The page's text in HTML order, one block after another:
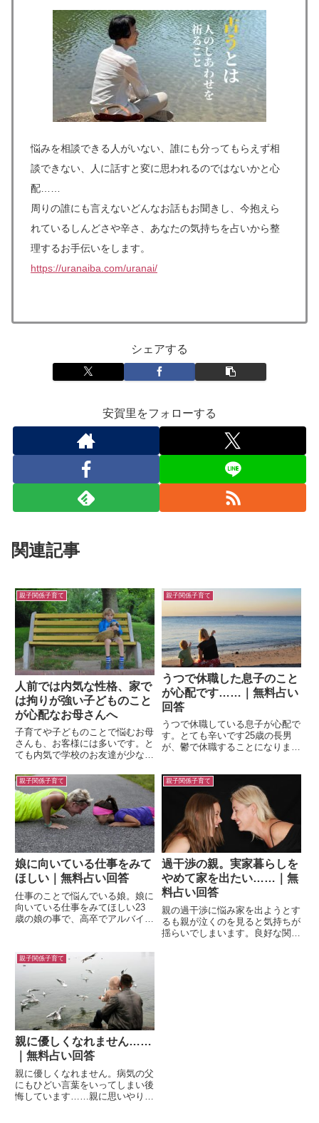
悩みを相談できる人がいない、誰にも分ってもらえず相
談できない、人に話すと変に思われるのではないかと心
配……
周りの誰にも言えないどんなお話もお聞きし、今抱えら
れているしんどさや辛さ、あなたの気持ちを占いから整
理するお手伝いをします。
https://uranaiba.com/uranai/
シェアする
安賀里をフォローする
関連記事
親子関係子育て
人前では内気な性格、家で
は拘りが強い子どものこと
が心配なお母さんへ
子育てや子どものことで悩むお母
さんも、お客様には多いです。と
ても内気で学校のお友達が少ない
とかではないのですが、一人でい
ることも多いようで……人見知り
なのは知っていますが、もう少し
友達と元気に走り回ってほしい
な...
親子関係子育て
うつで休職した息子のこと
が心配です……｜無料占い
回答
うつで休職している息子が心配で
す。とても辛いです25歳の長男
が、鬱で休職することになりまし
として見守る事しかできません。
子供の笑顔が見たいです。何をす
れば治りますか？とても辛いで
親子関係子育て
娘に向いている仕事をみて
ほしい｜無料占い回答
仕事のことで悩んでいる娘。娘に
向いている仕事をみてほしい23
歳の娘の事で、高卒でアルバイト
るんだろうかとネットで調べてい
るところです。性格としては人に
流されやすく、また人の好き嫌
い...
親子関係子育て
過干渉の親。実家暮らしを
やめて家を出たい……｜無
料占い回答
親の過干渉に悩み家を出ようとす
るも親が泣くのを見ると気持ちが
揺らいでしまいます。良好な関係
親子関係子育て
親に優しくなれません……
｜無料占い回答
親に優しくなれません。病気の父
にもひどい言葉をいってしまい後
悔しています……親に思いやりの